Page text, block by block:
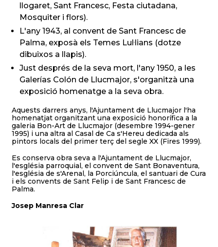
llogaret, Sant Francesc, Festa ciutadana,
Mosquiter i flors).
L'any 1943, al convent de Sant Francesc de
Palma, exposà els Temes Lul·lians (dotze
dibuixos a llapis).
Just després de la seva mort, l'any 1950, a les
Galerías Colón de Llucmajor, s'organitzà una
exposició homenatge a la seva obra.
Aquests darrers anys, l'Ajuntament de Llucmajor l'ha
homenatjat organitzant una exposició honorífica a la
galeria Bon-Art de Llucmajor (desembre 1994-gener
1995) i una altra al Casal de Ca s'Hereu dedicada als
pintors locals del primer terç del segle XX (Fires 1999).
Es conserva obra seva a l'Ajuntament de Llucmajor,
l'església parroquial, el convent de Sant Bonaventura,
l'església de s'Arenal, la Porciúncula, el santuari de Cura
i els convents de Sant Felip i de Sant Francesc de
Palma.
Josep Manresa Clar